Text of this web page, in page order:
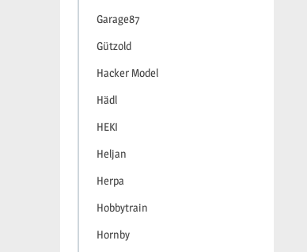
Garage87
Gützold
Hacker Model
Hädl
HEKI
Heljan
Herpa
Hobbytrain
Hornby